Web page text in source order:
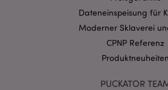
Dateneinspeisung für
Moderner Sklaverei
CPNP Referenz
Produktneuheiten
PUCKATOR
CookieScriptConsent